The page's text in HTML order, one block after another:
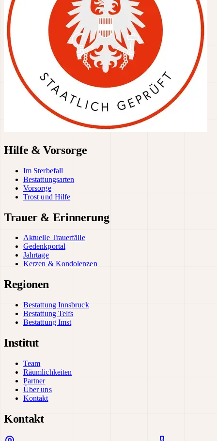
Hilfe & Vorsorge
Im Sterbefall
Bestattungsarten
Vorsorge
Trost und Hilfe
Trauer & Erinnerung
Aktuelle Trauerfälle
Gedenkportal
Jahrtage
Kerzen & Kondolenzen
Regionen
Bestattung Innsbruck
Bestattung Telfs
Bestattung Imst
Institut
Team
Räumlichkeiten
Partner
Über uns
Kontakt
Kontakt